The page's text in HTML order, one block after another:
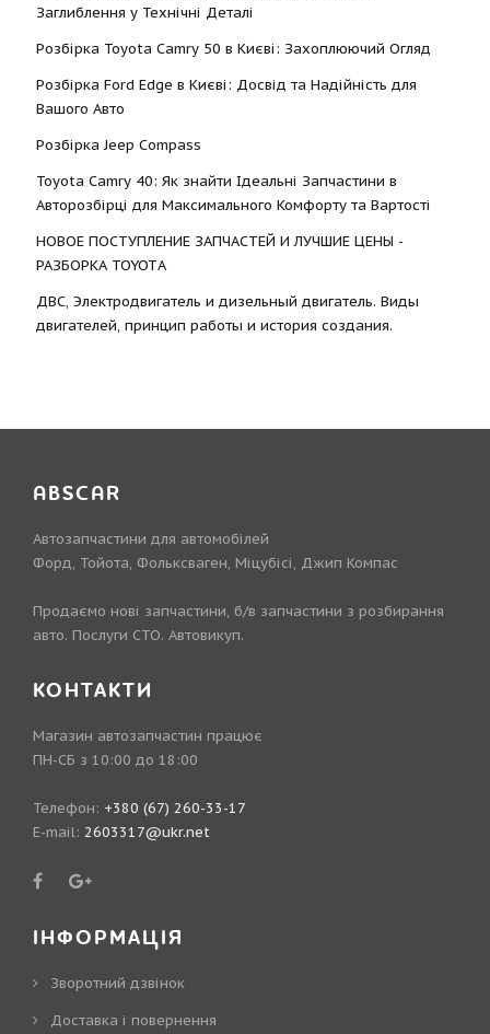
Заглиблення у Технічні Деталі
Розбірка Toyota Camry 50 в Києві: Захоплюючий Огляд
Розбірка Ford Edge в Києві: Досвід та Надійність для
Вашого Авто
Розбірка Jeep Compass
Toyota Camry 40: Як знайти Ідеальні Запчастини в
Авторозбірці для Максимального Комфорту та Вартості
НОВОЕ ПОСТУПЛЕНИЕ ЗАПЧАСТЕЙ И ЛУЧШИЕ ЦЕНЫ -
РАЗБОРКА TOYOTА
ДВС, Электродвигатель и дизельный двигатель. Виды
двигателей, принцип работы и история создания.
ABSCAR
Автозапчастини для автомобілей
Форд, Тойота, Фольксваген, Міцубісі, Джип Компас
Продаємо нові запчастини, б/в запчастини з розбирання
авто. Послуги СТО. Автовикуп.
КОНТАКТИ
Магазин автозапчастин працює
ПН-СБ з 10:00 до 18:00
Телефон: +380 (67) 260-33-17
E-mail: 2603317@ukr.net
ІНФОРМАЦІЯ
Зворотний дзвінок
Доставка і повернення